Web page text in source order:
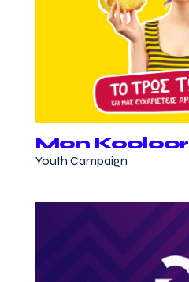
Mon Kooloor
Youth Campaign